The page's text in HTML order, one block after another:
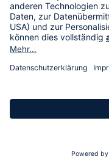
Alle Rechte vorbehalten. Alle